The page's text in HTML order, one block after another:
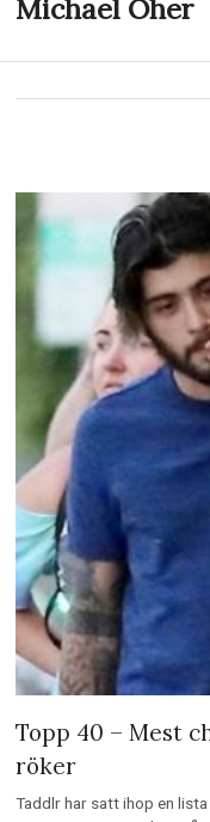
Michael Oher
Topp 40 – Mest
röker
Taddlr har satt ihop en